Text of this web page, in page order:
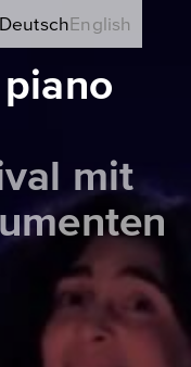
mit
DeutschEnglish